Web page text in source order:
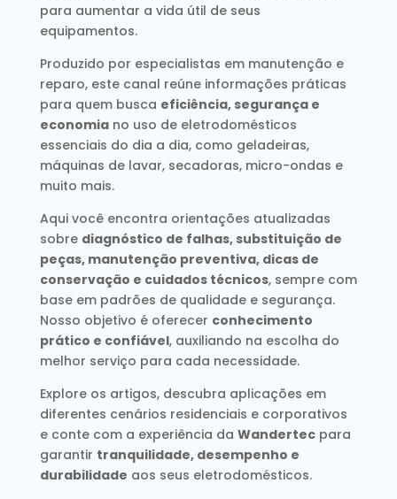
para aumentar a vida útil de seus
equipamentos.
Produzido por especialistas em manutenção e
reparo, este canal reúne informações práticas
para quem busca eficiência, segurança e
economiano uso de eletrodomésticos
essenciais do dia a dia, como geladeiras,
máquinas de lavar, secadoras, micro-ondas e
muito mais.
Aqui você encontra orientações atualizadas
sobre diagnóstico de falhas, substituição de
peças, manutenção preventiva, dicas de
conservação e cuidados técnicos, sempre com
base em padrões de qualidade e segurança.
Nosso objetivo é oferecer conhecimento
prático e confiável, auxiliando na escolha do
melhor serviço para cada necessidade.
Explore os artigos, descubra aplicações em
diferentes cenários residenciais e corporativos
e conte com a experiência da Wandertecpara
garantir tranquilidade, desempenho e
durabilidade aos seus eletrodomésticos.